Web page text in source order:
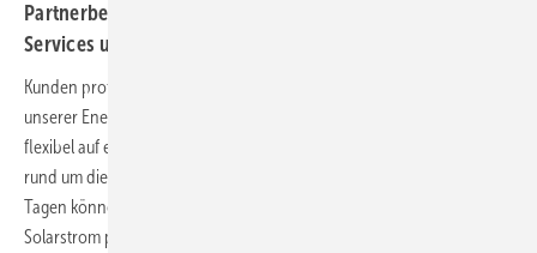
Partnerbetriebe und bieten Beratung, Komponenten,
Services und Garantien aus einer Hand.
Kunden profitieren beispielsweise von der E.ON SolarCloud. Mit
unserer Energielösung lässt sich die produzierte Sonnenenergie
flexibel auf einem persönlichen, virtuellen Stromkonto speichern und
rund um die Uhr an 365 Tagen im Jahr wieder abrufen. An sonnigen
Tagen können die Kunden mit ihrer Photovoltaikanlage deutlich mehr
Solarstrom produzieren, als sie gleichzeitig selbst verbrauchen